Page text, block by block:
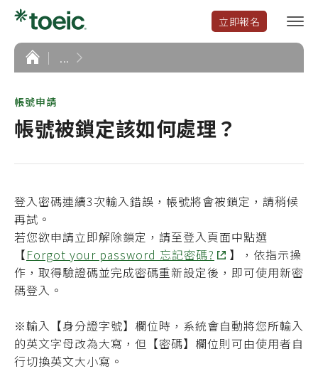
立即報名
選
單
首
頁
...
帳號申請
帳號被鎖定該如何處理？
登入密碼連續3次輸入錯誤，帳號將會被鎖定，請稍候
再試。
若您欲申請立即解除鎖定，請至登入頁面中點選
【Forgot your password 忘記密碼?
】，依指示操
作，取得驗證碼並完成密碼重新設定後，即可使用新密
碼登入。
※輸入【身分證字號】欄位時，系統會自動將您所輸入
的英文字母改為大寫，但【密碼】欄位則可由使用者自
行切換英文大小寫。